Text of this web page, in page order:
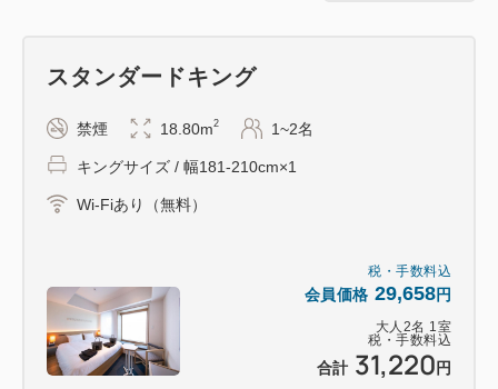
ご不明な点やご希望がございましたら、ホテルスタッ
フへお訊ねください。
皆様のご理解とご協力をお願いいたします。
・全室タブレット設置
・全室シモンズ製ベッド
・全室加湿機能付き空気清浄機設置
税・手数料込
会員価格 29,658円
大人 2名 1 室
税・手数料込
合計 31,220 円
スタンダードキング
禁煙 18.80m2 1~2名
キングサイズ / 幅181-210cm×1
Wi-Fiあり（無料）